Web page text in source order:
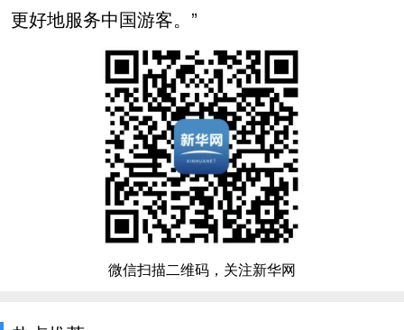
更好地服务中国游客。”
微信扫描二维码，关注新华网